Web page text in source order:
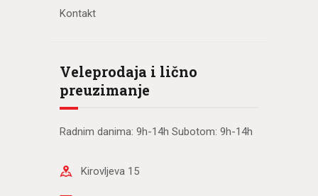
Kontakt
Veleprodaja i lično
preuzimanje
Radnim danima: 9h-14h Subotom: 9h-14h
Kirovljeva 15